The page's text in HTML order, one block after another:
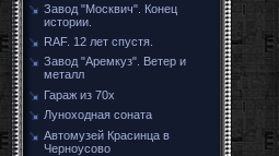
Завод "Москвич". Конец
истории.
RAF. 12 лет спустя.
Завод "Аремкуз". Ветер и
металл
Гараж из 70х
Луноходная соната
Автомузей Красинца в
Черноусово